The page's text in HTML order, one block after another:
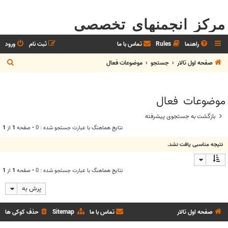
مرکز انجمنهای تخصصی
راهنما Rules تماس با ما ورود
ثبت نام
صفحه اول تالار
جستجو موضوعات فعال
س
موضوعات فعال
بازگشت به جستجوی پیشرفته
نتايج هماهنگ با عبارت جستجو شده : 0 • صفحه 1 از 1
نتیجه مناسبی یافت نشد.
نتايج هماهنگ با عبارت جستجو شده : 0 • صفحه 1 از 1
پرش به
صفحه اول تالار حذف کوکی ها Sitemap تماس با ما